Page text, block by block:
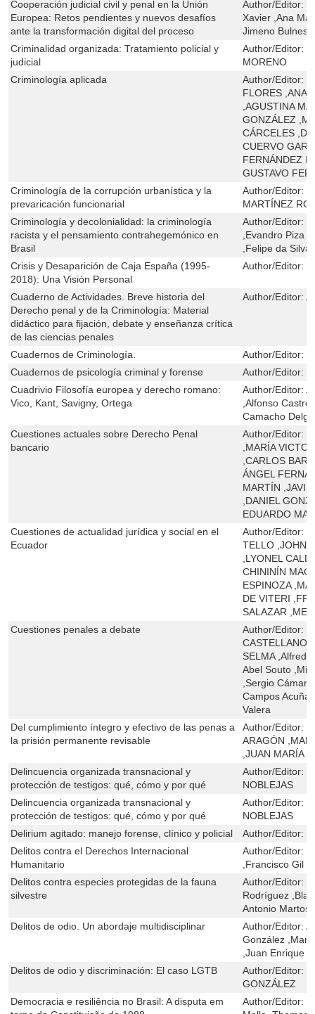
Cooperación judicial civil y penal en la Unión
Europea: Retos pendientes y nuevos desafíos
ante la transformación digital del proceso
Author/Editor:
Xavier ,Ana
Jimeno Bulnes
Criminalidad organizada: Tratamiento policial y
judicial
Author/Editor:
MORENO
Criminología aplicada
Author/Editor:
FLORES ,ANA
,AGUSTINA
GONZÁLEZ
CÁRCELES
CUERVO
FERNÁNDEZ
GUSTAVO
Criminología de la corrupción urbanística y la
prevaricación funcionarial
Author/Editor:
MARTÍNEZ
Criminología y decolonialidad: la criminología
racista y el pensamiento contrahegemónico en
Brasil
Author/Editor:
,Evandro Piza
,Felipe da Silva
Crisis y Desaparición de Caja España (1995-
2018): Una Visión Personal
Author/Editor:
Cuaderno de Actividades. Breve historia del
Derecho penal y de la Criminología: Material
didáctico para fijación, debate y enseñanza crítica
de las ciencias penales
Author/Editor:
Cuadernos de Criminología. Author/Editor:
Cuadernos de psicología criminal y forense
Author/Editor:
Cuadrivio Filosofía europea y derecho romano:
Vico, Kant, Savigny, Ortega
Author/Editor:
,Alfonso
Camacho
Cuestiones actuales sobre Derecho Penal
bancario
Author/Editor:
,MARÍA
,CARLOS
ÁNGEL
MARTÍN
,DANIEL
EDUARDO
Cuestiones de actualidad jurídica y social en el
Ecuador
Author/Editor:
TELLO
,LYONEL
CHININÍN
ESPINOZA
DE VITERI
SALAZAR
Cuestiones penales a debate
Author/Editor:
CASTELLANO
SELMA
Abel Souto
,Sergio
Campos Acuña
Valera
Del cumplimiento íntegro y efectivo de las penas a
la prisión permanente revisable
Author/Editor:
ARAGÓN
,JUAN MARÍA
Delincuencia organizada transnacional y
protección de testigos: qué, cómo y por qué
Author/Editor:
NOBLEJAS
Delincuencia organizada transnacional y
protección de testigos: qué, cómo y por qué
Author/Editor:
NOBLEJAS
Delirium agitado: manejo forense, clínico y policial
Author/Editor:
Delitos contra el Derechos Internacional
Humanitario
Author/Editor:
,Francisco Gil
Delitos contra especies protegidas de la fauna
silvestre
Author/Editor:
Rodríguez
Antonio Martos
Delitos de odio. Un abordaje multidisciplinar
Author/Editor:
González
,Juan Enrique
Delitos de odio y discriminación: El caso LGTB
Author/Editor:
GONZÁLEZ
Democracia e resiliência no Brasil: A disputa em
Author/Editor: